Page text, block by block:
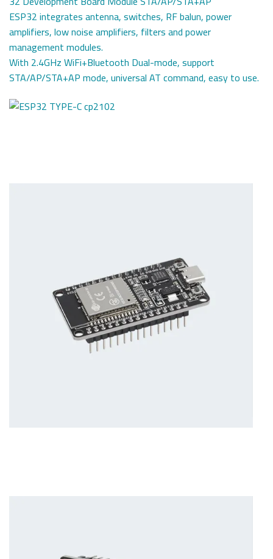
ESP32 integrates antenna, switches, RF balun, power
amplifiers, low noise amplifiers, filters and power
management modules.
With 2.4GHz WiFi+Bluetooth Dual-mode, support
STA/AP/STA+AP mode, universal AT command, easy to use.